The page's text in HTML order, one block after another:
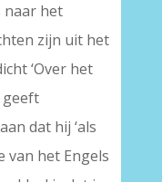
naar het
zijn uit het
‘Over het
geeft
dat hij ‘als
van het Engels